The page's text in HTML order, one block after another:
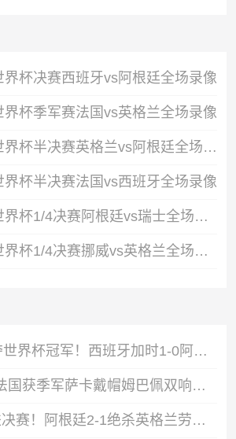
界杯决赛西班牙vs阿根廷全场录像
界杯季军赛法国vs英格兰全场录像
07月16日世界杯半决赛英格兰vs阿根廷全场录像
界杯半决赛法国vs西班牙全场录像
07月12日世界杯1/4决赛阿根廷vs瑞士全场录像
07月12日世界杯1/4决赛挪威vs英格兰全场录像
时隔16年夺世界杯冠军！西班牙加时1-0阿根廷费兰制胜恩佐染红
英格兰6-4法国获季军萨卡戴帽姆巴佩双响创纪录奥利塞2助+失良机
连续两届进决赛！阿根廷2-1绝杀英格兰劳塔罗恩佐破门梅西两助攻